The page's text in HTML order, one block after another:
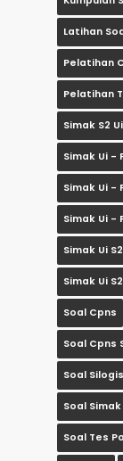
Latihan
Pelatihan
Pelatihan
Simak S2
Simak Ui -
Simak Ui -
Simak Ui -
Simak Ui
Simak Ui
Soal Cpns
Soal Cpns
Soal
Soal
Soal Tes